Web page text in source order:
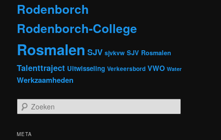
Rodenborch
Rodenborch-College
Rosmalen SJV sjvkvw SJV Rosmalen
Talenttraject Uitwisseling Verkeersbord VWO Water
Werkzaamheden
o
k
META